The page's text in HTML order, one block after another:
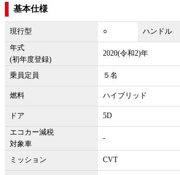
基本仕様
現行型 ○ ハンドル
年式
(初年度登録)
2020(令和2)年
乗員定員 ５名
燃料 ハイブリッド
ドア
5D
エコカー減税
対象車
-
ミッション CVT